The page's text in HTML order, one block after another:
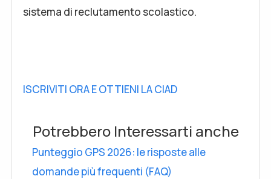
sistema di reclutamento scolastico.
ISCRIVITI ORA E OTTIENI LA CIAD
Potrebbero Interessarti anche
Punteggio GPS 2026: le risposte alle
domande più frequenti (FAQ)